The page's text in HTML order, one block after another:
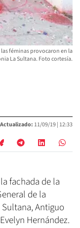
féminas provocaron en la
La Sultana. Foto cortesía.
Actualizado: 11/09/19 | 12:33
fachada de la
de la
Sultana, Antiguo
Hernández.